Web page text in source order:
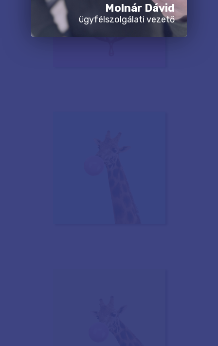
Molnár Dávid
ügyfélszolgálati vezető